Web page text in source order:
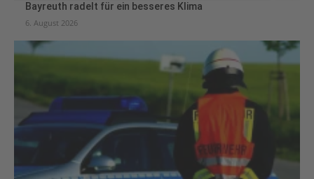
Bayreuth radelt für ein besseres Klima
6. August 2026